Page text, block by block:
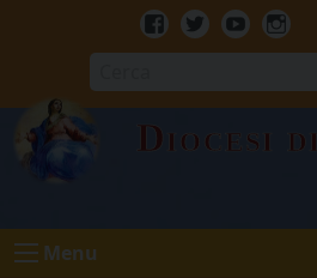
Facebook
TwitterYoutube
Diocesi
Menu